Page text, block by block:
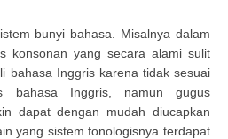
bunyi bahasa. Misalnya dalam
konsonan yang secara alami sulit
bahasa Inggris karena tidak sesuai
bahasa Inggris, namun gugus
dapat dengan mudah diucapkan
yang sistem fonologisnya terdapat